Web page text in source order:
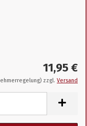
11,95 €
zzgl. Versand